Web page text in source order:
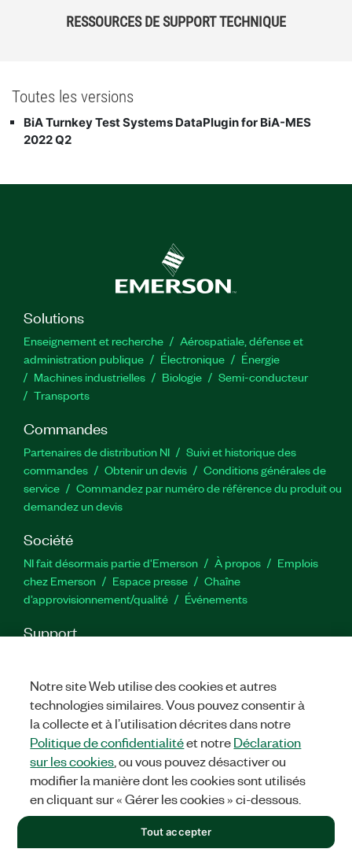
RESSOURCES DE SUPPORT TECHNIQUE
Toutes les versions
BiA Turnkey Test Systems DataPlugin for BiA-MES
2022 Q2
Solutions
Enseignement et recherche
Aérospatiale, défense et
administration publique
Électronique
Énergie​
Machines industrielles
Biologie
Semi-conducteur
Transports
Commandes
Partenaires de distribution NI
Suivi et historique des
commandes
Obtenir un devis
Conditions générales de
service
Commandez par numéro de référence du produit ou
demandez un devis
Société
NI fait désormais partie d'Emerson À propos
Emplois
chez Emerson
Espace presse
Chaîne
d’approvisionnement/qualité
Événements
Support
service
Commentaires sur le site
TwitterYouTube
©2026NATIONAL INSTRUMENTS CORP. TOUS DROITS RÉSERVÉS.
Notre site Web utilise des cookies et autres
technologies similaires. Vous pouvez consentir à
la collecte et à l’utilisation décrites dans notre
Politique de confidentialitéet notreDéclaration
sur les cookies , ou vous pouvez désactiver ou
modifier la manière dont les cookies sont utilisés
en cliquant sur « Gérer les cookies » ci-dessous.
Tout accepter